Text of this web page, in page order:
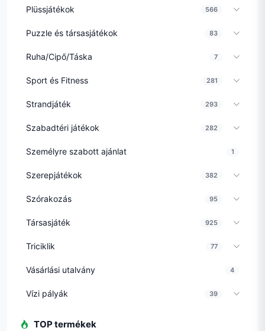
Plüssjátékok 566
Puzzle és társasjátékok 83
Ruha/Cipő/Táska 7
Sport és Fitness 281
Strandjáték 293
Szabadtéri játékok 282
Személyre szabott ajánlat 1
Szerepjátékok 382
Szórakozás 95
Társasjáték 925
Triciklik 77
Vásárlási utalvány 4
Vízi pályák 39
TOP termékek